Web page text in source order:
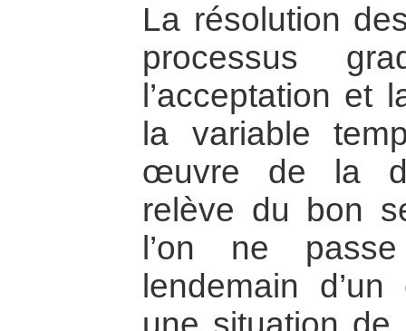
La résolution
processus
l’acceptation et
la variable
œuvre de la
relève du bon
l’on ne
lendemain